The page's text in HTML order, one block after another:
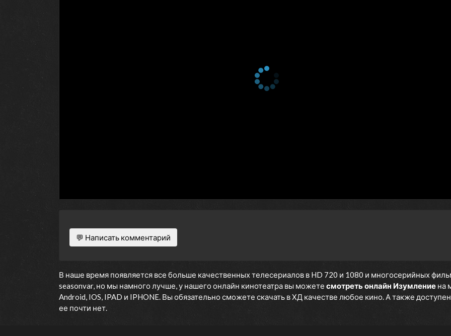
💬 Написать комментарий
В наше время появляется все больше качественных телесериалов в HD 720 и 1080 и многосерийных
seasonvar, но мы намного лучше, у нашего онлайн кинотеатра вы можете смотреть онлайн Изумление на
Android, IOS, IPAD и IPHONE. Вы обязательно сможете скачать в ХД качестве любое кино. А также
ее почти нет.